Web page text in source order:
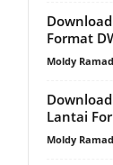
Format
Moldy
Lantai
Moldy